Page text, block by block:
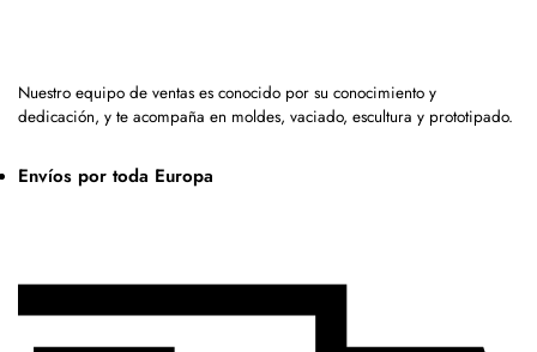
Nuestro equipo de ventas es conocido por su conocimiento y
dedicación, y te acompaña en moldes, vaciado, escultura y prototipado.
Envíos por toda Europa